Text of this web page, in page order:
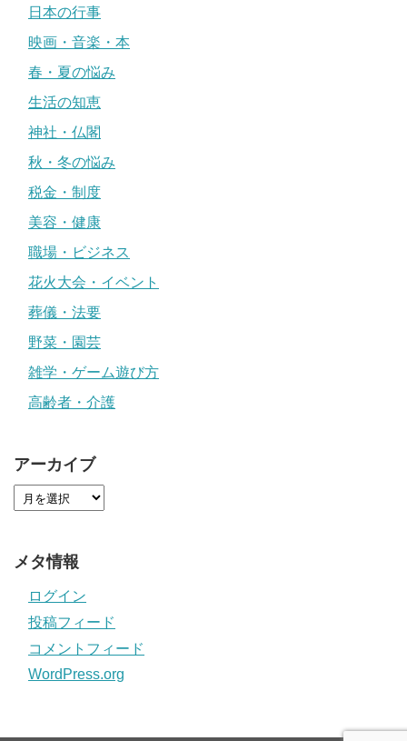
日本の行事
映画・音楽・本
春・夏の悩み
生活の知恵
神社・仏閣
秋・冬の悩み
税金・制度
美容・健康
職場・ビジネス
花火大会・イベント
葬儀・法要
野菜・園芸
雑学・ゲーム遊び方
高齢者・介護
アーカイブ
メタ情報
ログイン
投稿フィード
コメントフィード
WordPress.org